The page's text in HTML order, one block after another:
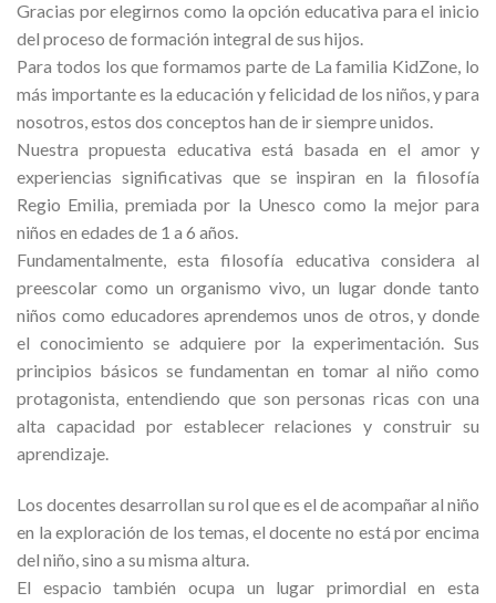
Gracias por elegirnos como la opción educativa para el inicio
del proceso de formación integral de sus hijos.
Para todos los que formamos parte de La familia KidZone, lo
más importante es la educación y felicidad de los niños, y para
nosotros, estos dos conceptos han de ir siempre unidos.
Nuestra propuesta educativa está basada en el amor y
experiencias significativas que se inspiran en la filosofía
Regio Emilia, premiada por la Unesco como la mejor para
niños en edades de 1 a 6 años.
Fundamentalmente, esta filosofía educativa considera al
preescolar como un organismo vivo, un lugar donde tanto
niños como educadores aprendemos unos de otros, y donde
el conocimiento se adquiere por la experimentación. Sus
principios básicos se fundamentan en tomar al niño como
protagonista, entendiendo que son personas ricas con una
alta capacidad por establecer relaciones y construir su
aprendizaje.
Los docentes desarrollan su rol que es el de acompañar al niño
en la exploración de los temas, el docente no está por encima
del niño, sino a su misma altura.
El espacio también ocupa un lugar primordial en esta